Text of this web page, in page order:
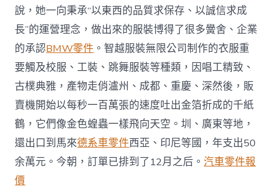
說，她一向秉承“以東西的品質求保存、以誠信求成
長”的運營理念，做出來的服裝博得了很多黌舍、企業
的承認BMW零件 。智越服裝無限公司制作的衣服重
要觸及校服、工裝、跳舞服裝等種類，因唱工精致、
古樸典雅，產物走俏瀘州、成都、重慶、深然後，販
賣機開始以每秒一百萬張的速度吐出金箔折成的千紙
鶴，它們像金色蝗蟲一樣飛向天空。圳、廣東等地，
還出口到馬來德系車零件西亞、印尼等國，年支出50
余萬元。今朝，訂單已排到了12月之后。汽車零件報
價